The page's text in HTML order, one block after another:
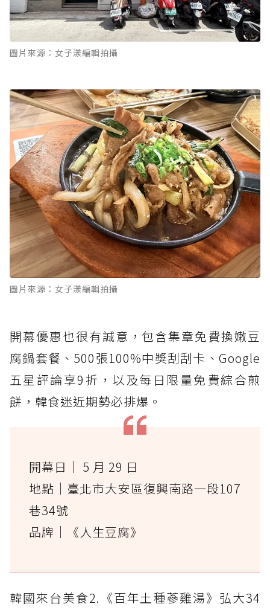
圖片來源：女子漾編輯拍攝
圖片來源：女子漾編輯拍攝
開幕優惠也很有誠意，包含集章免費換嫩豆
腐鍋套餐、500張100%中獎刮刮卡、Google
五星評論享9折，以及每日限量免費綜合煎
餅，韓食迷近期勢必排爆。
開幕日｜ 5 月 29 日
地點｜臺北市大安區復興南路一段107
巷34號
品牌｜《人生豆腐》
韓國來台美食2.《百年土種蔘雞湯》弘大34